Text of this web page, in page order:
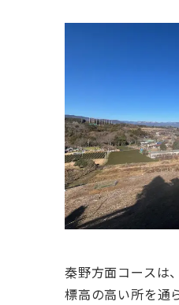
秦野方面コースは
標高の高い所を通